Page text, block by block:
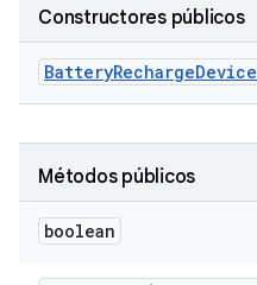
Constructores públicos
BatteryRechargeDevice
Métodos públicos
boolean